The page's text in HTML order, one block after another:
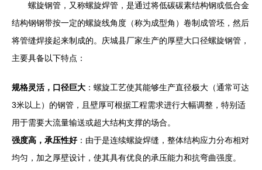
螺旋钢管，又称螺旋焊管，是通过将低碳碳素结构钢或低合金
结构钢钢带按一定的螺旋线角度（称为成型角）卷制成管坯，然后
将管缝焊接起来制成的。庆城县厂家生产的厚壁大口径螺旋钢管，
主要具备以下特点：
规格灵活，口径巨大 ：螺旋工艺使其能够生产直径极大（通常可达
3米以上）的钢管，且壁厚可根据工程需求进行大幅调整，特别适
用于需要大流量输送或超大结构支撑的场合。
强度高，承压性好：由于是连续螺旋焊缝，整体结构应力分布相对
均匀，加之厚壁设计，使其具有优良的承压能力和抗弯曲强度。